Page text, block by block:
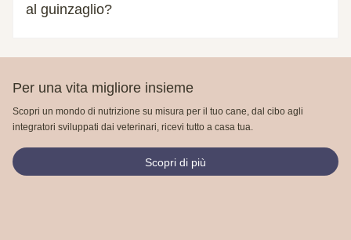
al guinzaglio?
Per una vita migliore insieme
Scopri un mondo di nutrizione su misura per il tuo cane, dal cibo agli
integratori sviluppati dai veterinari, ricevi tutto a casa tua.
Scopri di più